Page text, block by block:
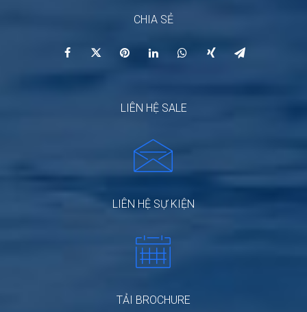
CHIA SẺ
LIÊN HỆ SALE
LIÊN HỆ SỰ KIỆN
TẢI BROCHURE